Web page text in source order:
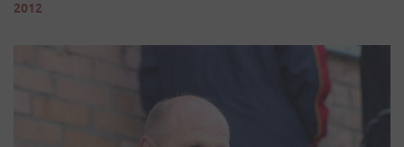
2012